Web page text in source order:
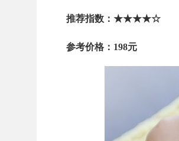
推荐指数：★★★★☆
参考价格：198元